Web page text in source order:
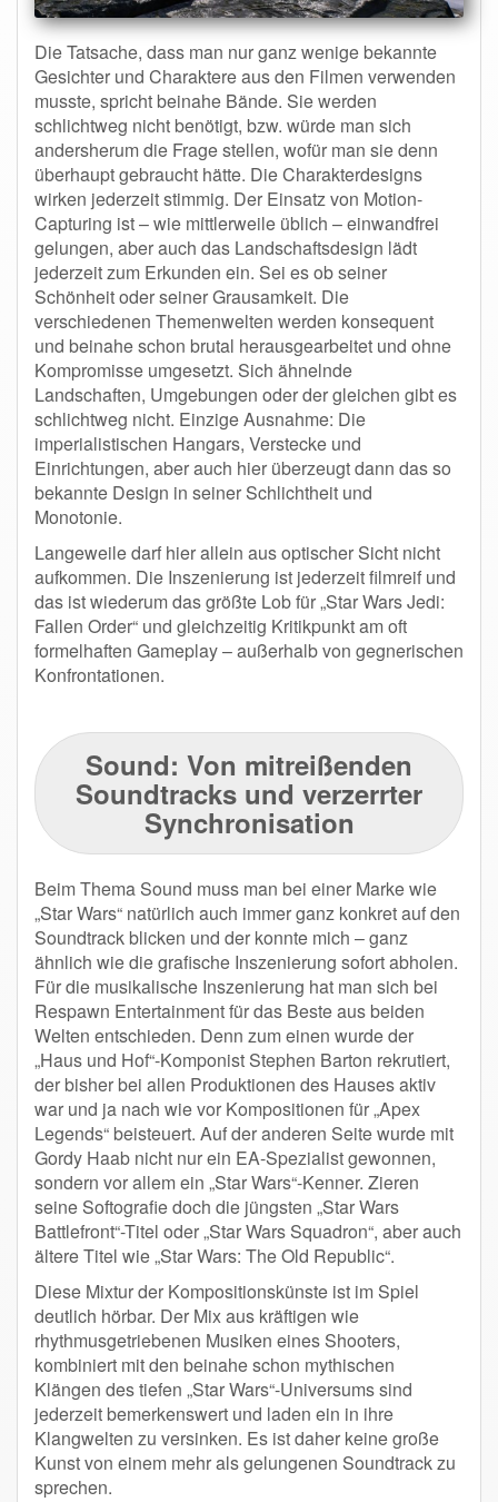
Die Tatsache, dass man nur ganz wenige bekannte
Gesichter und Charaktere aus den Filmen verwenden
musste, spricht beinahe Bände. Sie werden
schlichtweg nicht benötigt, bzw. würde man sich
andersherum die Frage stellen, wofür man sie denn
überhaupt gebraucht hätte. Die Charakterdesigns
wirken jederzeit stimmig. Der Einsatz von Motion-
Capturing ist – wie mittlerweile üblich – einwandfrei
gelungen, aber auch das Landschaftsdesign lädt
jederzeit zum Erkunden ein. Sei es ob seiner
Schönheit oder seiner Grausamkeit. Die
verschiedenen Themenwelten werden konsequent
und beinahe schon brutal herausgearbeitet und ohne
Kompromisse umgesetzt. Sich ähnelnde
Landschaften, Umgebungen oder der gleichen gibt es
schlichtweg nicht. Einzige Ausnahme: Die
imperialistischen Hangars, Verstecke und
Einrichtungen, aber auch hier überzeugt dann das so
bekannte Design in seiner Schlichtheit und
Monotonie.
Langeweile darf hier allein aus optischer Sicht nicht
aufkommen. Die Inszenierung ist jederzeit filmreif und
das ist wiederum das größte Lob für „Star Wars Jedi:
Fallen Order“ und gleichzeitig Kritikpunkt am oft
formelhaften Gameplay – außerhalb von gegnerischen
Konfrontationen.
Sound: Von mitreißenden
Soundtracks und verzerrter
Synchronisation
Beim Thema Sound muss man bei einer Marke wie
„Star Wars“ natürlich auch immer ganz konkret auf den
Soundtrack blicken und der konnte mich – ganz
ähnlich wie die grafische Inszenierung sofort abholen.
Für die musikalische Inszenierung hat man sich bei
Respawn Entertainment für das Beste aus beiden
Welten entschieden. Denn zum einen wurde der
„Haus und Hof“-Komponist Stephen Barton rekrutiert,
der bisher bei allen Produktionen des Hauses aktiv
war und ja nach wie vor Kompositionen für „Apex
Legends“ beisteuert. Auf der anderen Seite wurde mit
Gordy Haab nicht nur ein EA-Spezialist gewonnen,
sondern vor allem ein „Star Wars“-Kenner. Zieren
seine Softografie doch die jüngsten „Star Wars
Battlefront“-Titel oder „Star Wars Squadron“, aber auch
ältere Titel wie „Star Wars: The Old Republic“.
Diese Mixtur der Kompositionskünste ist im Spiel
deutlich hörbar. Der Mix aus kräftigen wie
rhythmusgetriebenen Musiken eines Shooters,
kombiniert mit den beinahe schon mythischen
Klängen des tiefen „Star Wars“-Universums sind
jederzeit bemerkenswert und laden ein in ihre
Klangwelten zu versinken. Es ist daher keine große
Kunst von einem mehr als gelungenen Soundtrack zu
sprechen.